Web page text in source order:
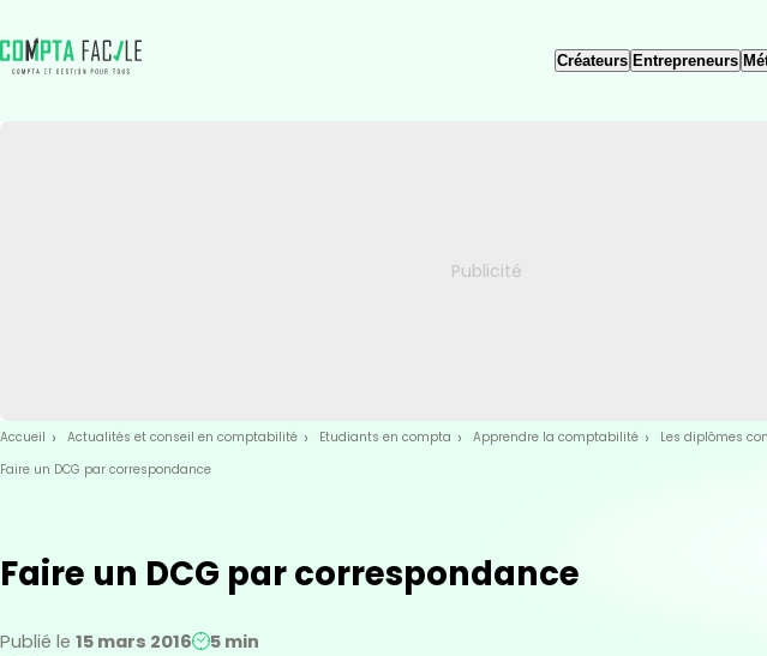
to
contenu
Créateurs Entrepreneurs
Accueil Actualités et conseil en comptabilité Etudiants en compta Apprendre la comptabilité Les diplômes
Faire un DCG par correspondance
Faire un DCG par correspondance
Publié le 15 mars 2016
5 min